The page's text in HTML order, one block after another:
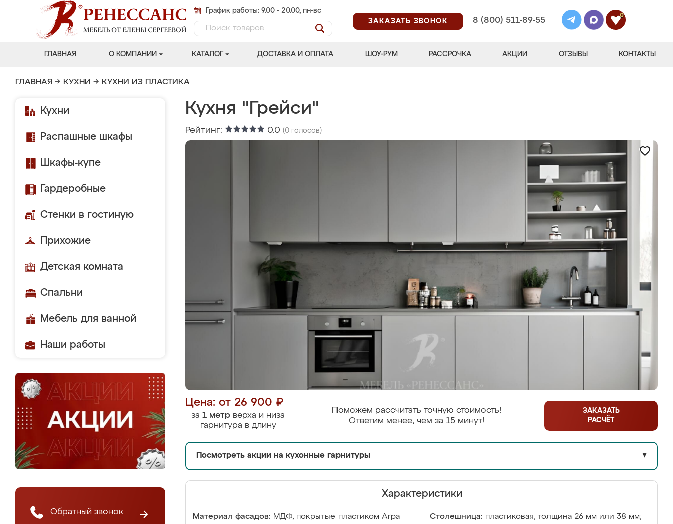
График работы: 9.00 - 20.00, пн-вс
ЗАКАЗАТЬ ЗВОНОК
8 (800) 511-89-55
0
ГЛАВНАЯ О КОМПАНИИ КАТАЛОГ ДОСТАВКА И ОПЛАТА ШОУ-РУМ РАССРОЧКА АКЦИИ ОТЗЫВЫ КОНТАКТЫ
ГЛАВНАЯ → КУХНИ → КУХНИ ИЗ ПЛАСТИКА
Кухни
Распашные шкафы
Шкафы-купе
Гардеробные
Стенки в гостиную
Прихожие
Детская комната
Спальни
Мебель для ванной
Наши работы
Обратный звонок
Кухня "Грейси"
Рейтинг: 0.0 (0 голосов)
Цена: от 26 900 ₽
за 1 метр верха и низа
гарнитура в длину
Поможем рассчитать точную стоимость!
Ответим менее, чем за 15 минут!
ЗАКАЗАТЬ
РАСЧЁТ
Посмотреть акции на кухонные гарнитуры ▼
Характеристики
Материал фасадов: МДФ, покрытые пластиком Arpa
Столешница: пластиковая, толщина 26 мм или 38 мм;